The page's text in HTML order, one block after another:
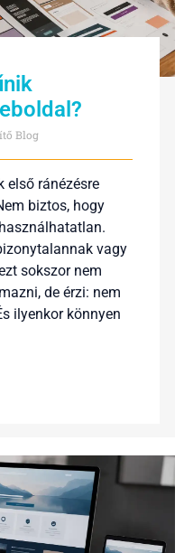
Blog
első ránézésre
biztos, hogy
vagy
sokszor nem
de érzi: nem
ilyenkor könnyen